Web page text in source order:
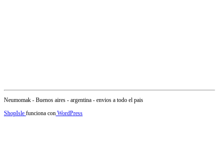
Neumomak - Buenos aires - argentina - envios a todo el pais
ShopIsle funciona con WordPress